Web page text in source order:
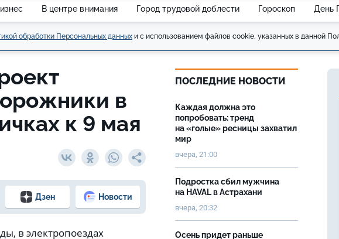
В центре внимания Город трудовой доблести Гороскоп День
обработки Персональных данных и с использованием файлов cookie, указанных в данной
в
к 9 мая
Дзен Новости
в электропоездах
ПОСЛЕДНИЕ НОВОСТИ
Каждая должна это
попробовать: тренд
на «голые» ресницы захватил
мир
вчера, 21:00
Подростка сбил мужчина
на HAVAL в Астрахани
вчера, 20:32
Осень придет раньше